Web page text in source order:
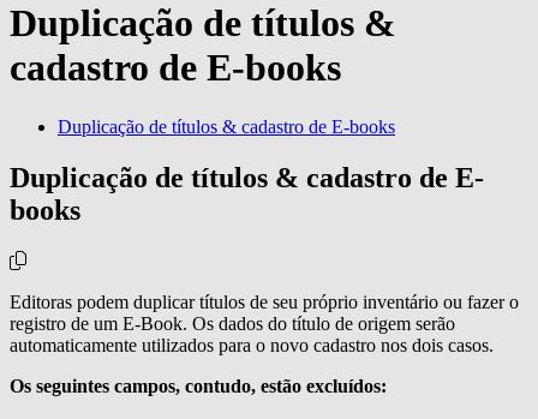
Duplicação de títulos &
cadastro de E-books
Duplicação de títulos & cadastro de E-books
Duplicação de títulos & cadastro de E-
books
Editoras podem duplicar títulos de seu próprio inventário ou fazer o
registro de um E-Book. Os dados do título de origem serão
automaticamente utilizados para o novo cadastro nos dois casos.
Os seguintes campos, contudo, estão excluídos: